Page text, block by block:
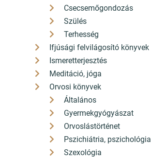
Csecsemőgondozás
Szülés
Terhesség
Ifjúsági felvilágosító könyvek
Ismeretterjesztés
Meditáció, jóga
Orvosi könyvek
Általános
Gyermekgyógyászat
Orvoslástörténet
Pszichiátria, pszichológia
Szexológia
3 499 Ft
3 150